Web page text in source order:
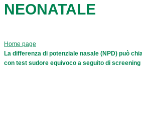
NEONATALE
Home page
La differenza di potenziale nasale (NPD) può
con test sudore equivoco a seguito di screening